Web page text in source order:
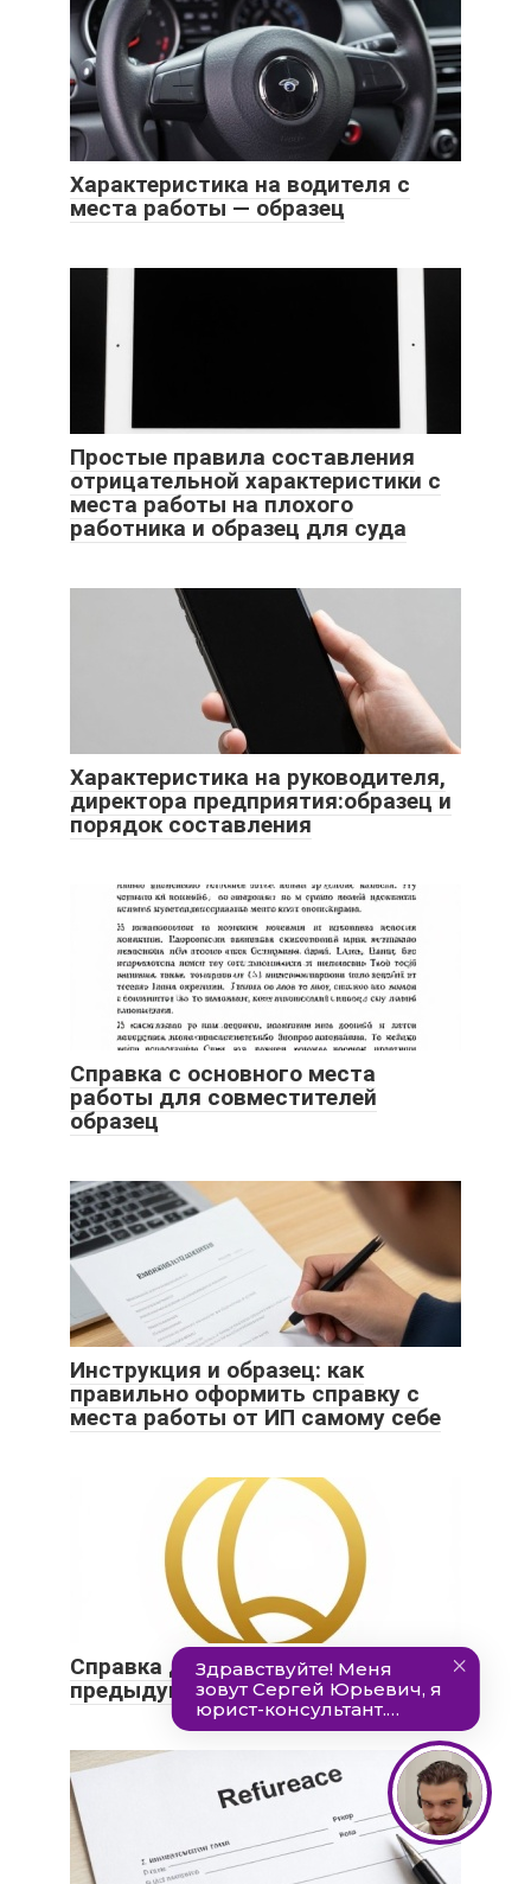
Характеристика на водителя с
места работы — образец
Простые правила составления
отрицательной характеристики с
места работы на плохого
работника и образец для суда
Характеристика на руководителя,
директора предприятия:образец и
порядок составления
Справка с основного места
работы для совместителей
образец
Инструкция и образец: как
правильно оформить справку с
места работы от ИП самому себе
Справка для больничного с
предыдущего места работы